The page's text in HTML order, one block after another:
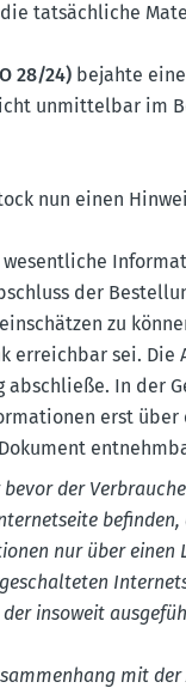
tatsäch­liche
28/24) bejahte
unmit­telbar im
nun einen
der
zu
erreichbar sei. Die
In der
erst
der
befinden,
nur über einen
insoweit
mit